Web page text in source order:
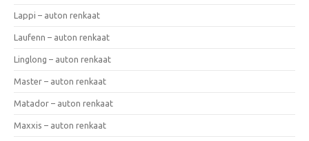
Lappi – auton renkaat
Laufenn – auton renkaat
Linglong – auton renkaat
Master – auton renkaat
Matador – auton renkaat
Maxxis – auton renkaat